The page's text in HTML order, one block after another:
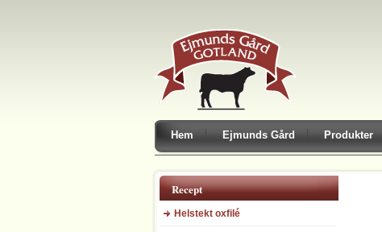
Hem Ejmunds Gård Produkter
Recept
Helstekt oxfilé